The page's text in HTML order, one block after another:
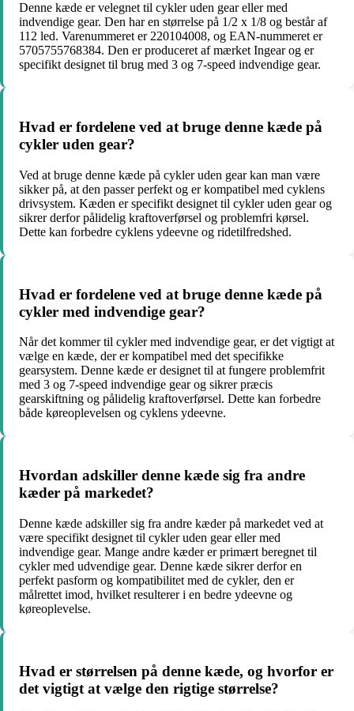
Denne kæde er velegnet til cykler uden gear eller med
indvendige gear. Den har en størrelse på 1/2 x 1/8 og består af
112 led. Varenummeret er 220104008, og EAN-nummeret er
5705755768384. Den er produceret af mærket Ingear og er
specifikt designet til brug med 3 og 7-speed indvendige gear.
Hvad er fordelene ved at bruge denne kæde på
cykler uden gear?
Ved at bruge denne kæde på cykler uden gear kan man være
sikker på, at den passer perfekt og er kompatibel med cyklens
drivsystem. Kæden er specifikt designet til cykler uden gear og
sikrer derfor pålidelig kraftoverførsel og problemfri kørsel.
Dette kan forbedre cyklens ydeevne og ridetilfredshed.
Hvad er fordelene ved at bruge denne kæde på
cykler med indvendige gear?
Når det kommer til cykler med indvendige gear, er det vigtigt at
vælge en kæde, der er kompatibel med det specifikke
gearsystem. Denne kæde er designet til at fungere problemfrit
med 3 og 7-speed indvendige gear og sikrer præcis
gearskiftning og pålidelig kraftoverførsel. Dette kan forbedre
både køreoplevelsen og cyklens ydeevne.
Hvordan adskiller denne kæde sig fra andre
kæder på markedet?
Denne kæde adskiller sig fra andre kæder på markedet ved at
være specifikt designet til cykler uden gear eller med
indvendige gear. Mange andre kæder er primært beregnet til
cykler med udvendige gear. Denne kæde sikrer derfor en
perfekt pasform og kompatibilitet med de cykler, den er
målrettet imod, hvilket resulterer i en bedre ydeevne og
køreoplevelse.
Hvad er størrelsen på denne kæde, og hvorfor er
det vigtigt at vælge den rigtige størrelse?